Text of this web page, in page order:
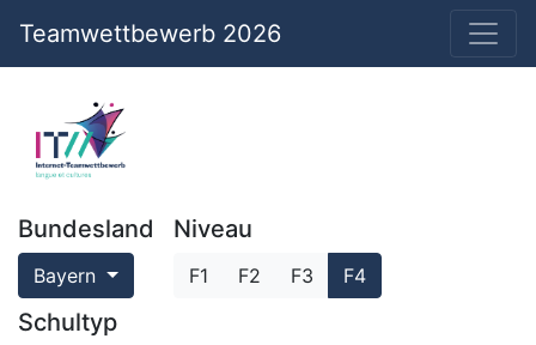
Teamwettbewerb 2026
Bundesland
Bayern
Niveau
F1 F2 F3 F4
Schultyp